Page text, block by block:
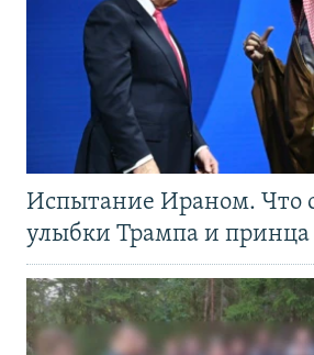
Испытание Ираном. Что
улыбки Трампа и